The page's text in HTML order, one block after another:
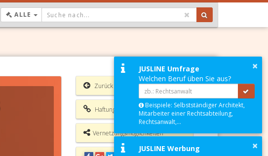
ALLE DROPDOWN: GEWÄHLTER WERT IST ALLE
Zurück
Haftungsausschluss
Vernetzungsmöglichkeiten
×
JUSLINE Umfrage
Welchen Beruf üben Sie aus?
Beispiele: Selbstständiger Architekt,
Mitarbeiter einer Rechtsabteilung,
Rechtsanwalt,...
×
JUSLINE Werbung